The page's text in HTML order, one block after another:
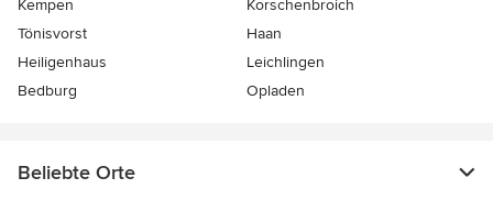
Kempen
Korschenbroich
Tönisvorst
Haan
Heiligenhaus
Leichlingen
Bedburg
Opladen
Beliebte Orte